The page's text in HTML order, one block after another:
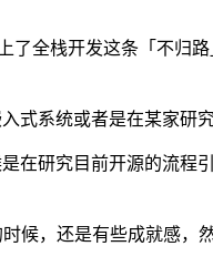
全栈开发这条「不归
式系统或者是在某家研究
研究目前开源的流程
候，还是有些成就感